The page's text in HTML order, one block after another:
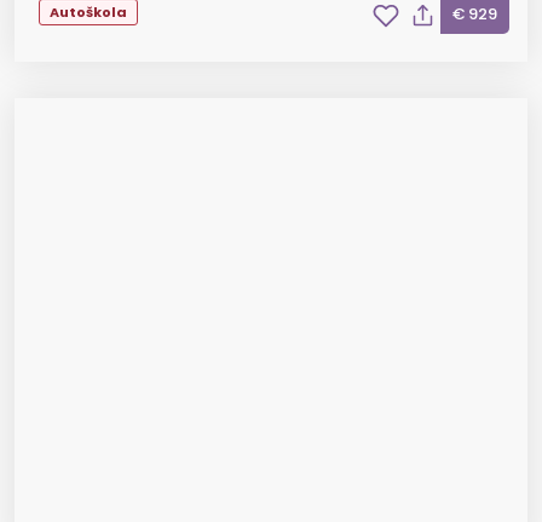
Autoškola € 929